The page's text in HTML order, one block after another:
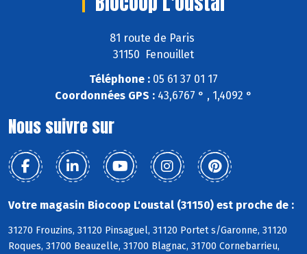
81 route de Paris
31150 Fenouillet
Téléphone : 05 61 37 01 17
Coordonnées GPS : 43,6767 ° , 1,4092 °
Nous suivre sur
Votre magasin Biocoop L'oustal (31150) est proche de :
31270 Frouzins, 31120 Pinsaguel, 31120 Portet s/Garonne, 31120
Roques, 31700 Beauzelle, 31700 Blagnac, 31700 Cornebarrieu,